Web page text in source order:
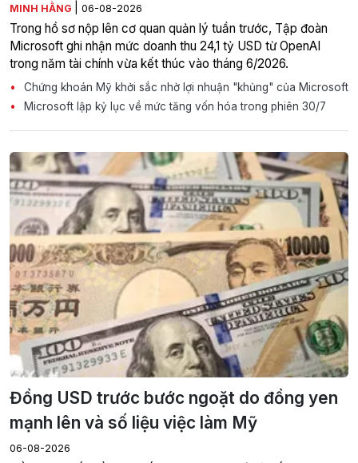
MINH HẰNG 06-08-2026
Trong hồ sơ nộp lên cơ quan quản lý tuần trước, Tập đoàn
Microsoft ghi nhận mức doanh thu 24,1 tỷ USD từ OpenAI
trong năm tài chính vừa kết thúc vào tháng 6/2026.
Chứng khoán Mỹ khởi sắc nhờ lợi nhuận "khủng" của Microsoft
Microsoft lập kỷ lục về mức tăng vốn hóa trong phiên 30/7
Đồng USD trước bước ngoặt do đồng yen
mạnh lên và số liệu việc làm Mỹ
06-08-2026